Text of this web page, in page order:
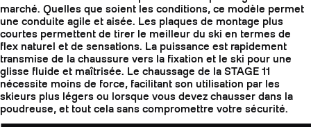
marché. Quelles que soient les conditions, ce modèle permet
une conduite agile et aisée. Les plaques de montage plus
courtes permettent de tirer le meilleur du ski en termes de
flex naturel et de sensations. La puissance est rapidement
transmise de la chaussure vers la fixation et le ski pour une
glisse fluide et maîtrisée. Le chaussage de la STAGE 11
nécessite moins de force, facilitant son utilisation par les
skieurs plus légers ou lorsque vous devez chausser dans la
poudreuse, et tout cela sans compromettre votre sécurité.